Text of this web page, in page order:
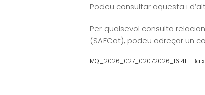
Podeu consultar aquesta i
Per qualsevol consulta
(SAFCat), podeu adreçar un
MQ_2026_027_02072026_161411